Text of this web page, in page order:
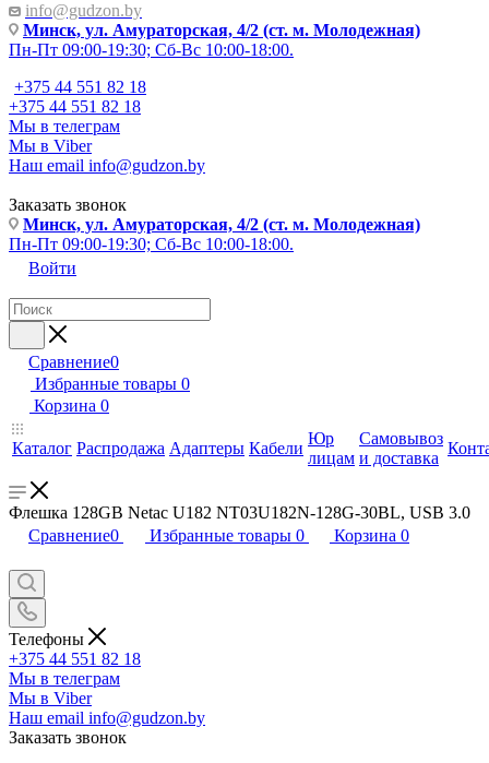
info@gudzon.by
Минск, ул. Амураторская, 4/2 (ст. м. Молодежная)
Пн-Пт 09:00-19:30; Сб-Вс 10:00-18:00.
+375 44 551 82 18
+375 44 551 82 18
Мы в телеграм
Мы в Viber
Наш email info@gudzon.by
Заказать звонок
Минск, ул. Амураторская, 4/2 (ст. м. Молодежная)
Пн-Пт 09:00-19:30; Сб-Вс 10:00-18:00.
Войти
Сравнение0
Избранные товары 0
Корзина 0
Каталог Распродажа Адаптеры Кабели
Юр
лицам
Самовывоз
и доставка
Флешка 128GB Netac U182 NT03U182N-128G-30BL, USB 3.0
Сравнение0 Избранные товары 0 Корзина 0
Телефоны
+375 44 551 82 18
Мы в телеграм
Мы в Viber
Наш email info@gudzon.by
Заказать звонок